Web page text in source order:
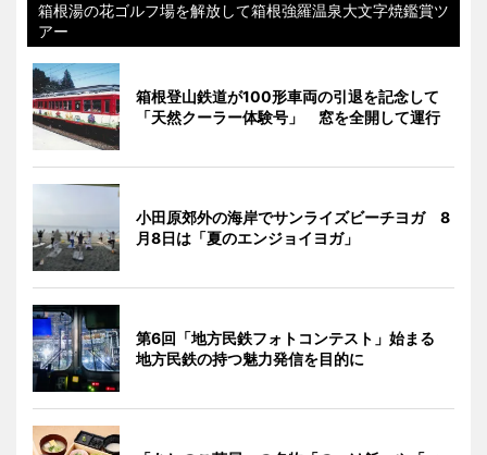
箱根湯の花ゴルフ場を解放して箱根強羅温泉大文字焼鑑賞ツ
アー
箱根登山鉄道が100形車両の引退を記念して
「天然クーラー体験号」 窓を全開して運行
小田原郊外の海岸でサンライズビーチヨガ 8
月8日は「夏のエンジョイヨガ」
第6回「地方民鉄フォトコンテスト」始まる
地方民鉄の持つ魅力発信を目的に